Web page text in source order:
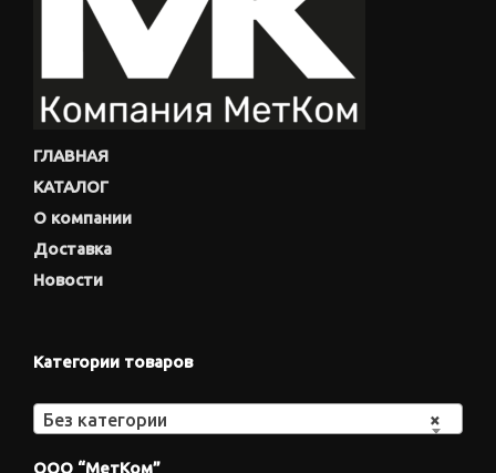
ГЛАВНАЯ
КАТАЛОГ
О компании
Доставка
Новости
Категории товаров
×
Без категории
ООО “МетКом”